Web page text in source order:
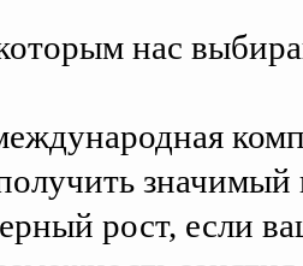
нас
рост, если